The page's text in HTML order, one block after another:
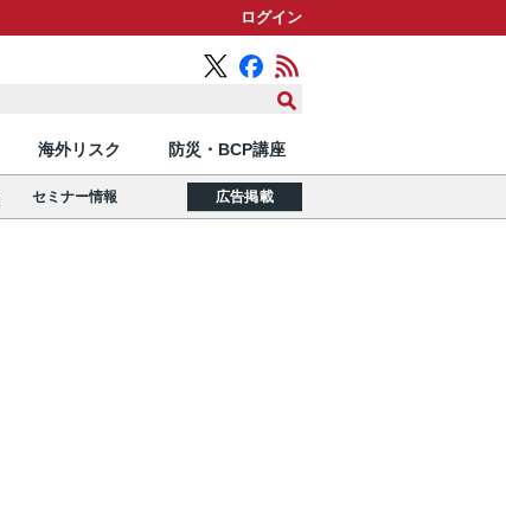
ログイン
海外リスク 防災・BCP講座
セミナー情報 広告掲載